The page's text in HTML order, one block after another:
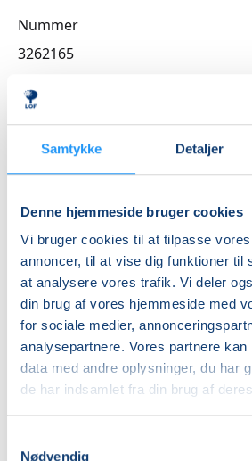
Samtykke Detaljer
Denne hjemmeside bruger cookies
Vi bruger cookies til at tilpasse
annoncer, til at vise dig funktioner til
at analysere vores trafik. Vi deler
din brug af vores hjemmeside med
for sociale medier,
analysepartnere. Vores partnere
data med andre oplysninger, du har
de har indsamlet fra din brug af
Nødvendig
Nummer
3262165
onsdag 19.08.2026, kl. 20.20 - 21.05
Sidste mødegang
mødegange
Adresse
Slagelse Svømmehal, Antvorskov
Slagelse (Varmtvandsbassin)
Se på kort
Praktiske oplysninger
Mødegange